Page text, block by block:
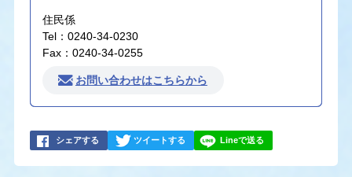
住民係
Tel：0240-34-0230
Fax：0240-34-0255
お問い合わせはこちらから
シェアする ツイートする Lineで送る